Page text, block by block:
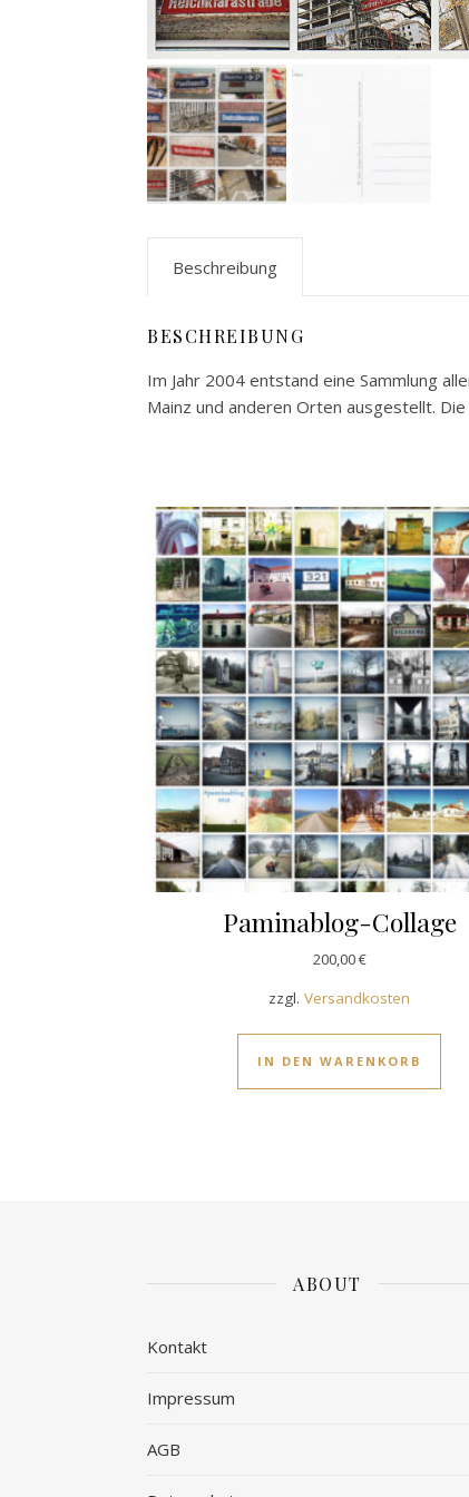
Beschreibung
BESCHREIBUNG
Im Jahr 2004 entstand eine Sammlung
Mainz und anderen Orten ausgestellt.
Paminablog-Collage
200,00€
zzgl.Versandkosten
IN DEN WARENKORB
ABOUT
Kontakt
Impressum
AGB